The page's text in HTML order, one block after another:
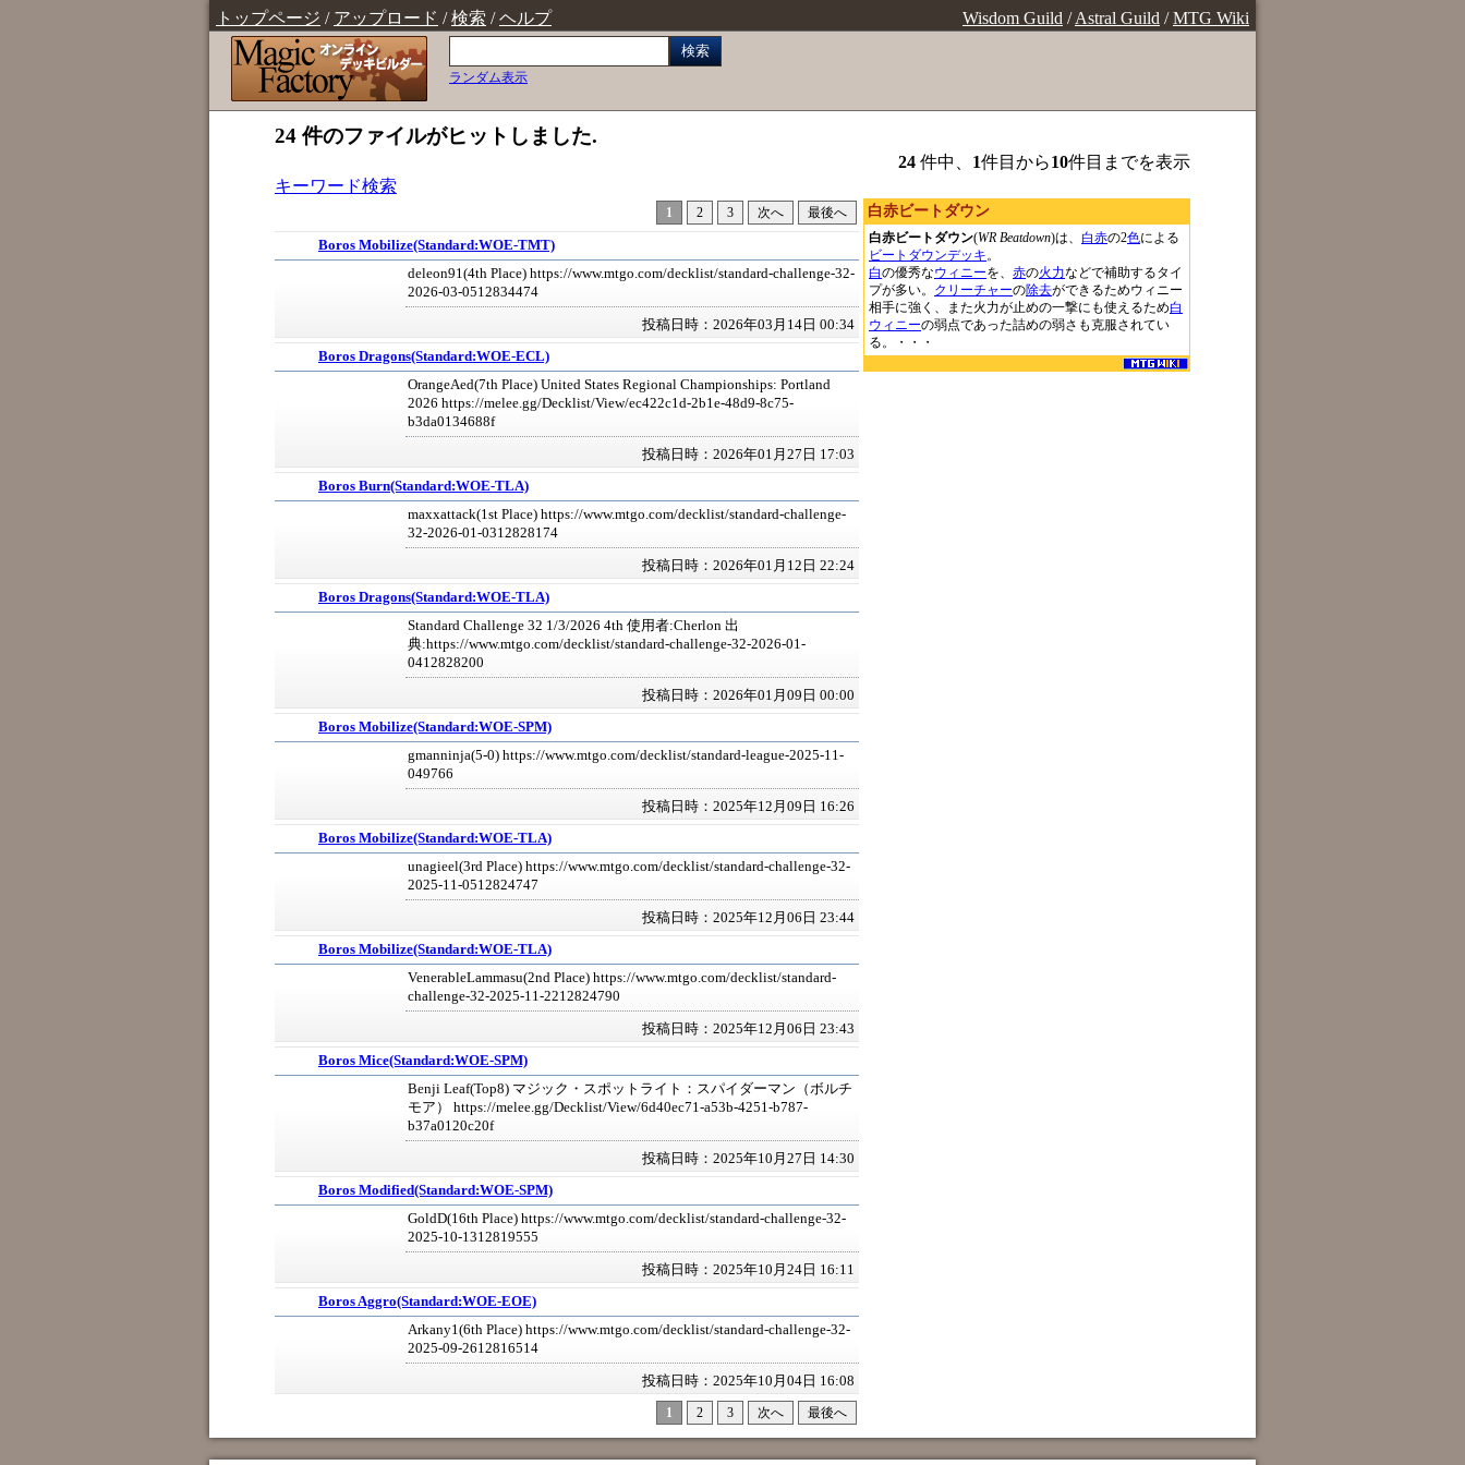
トップページ / アップロード /検索 /ヘルプ Wisdom Guild /Astral Guild /MTG Wiki
検索
ランダム表示
24 件のファイルがヒットしました.
24 件中、 1件目から10件目までを表示
キーワード検索
白赤ビートダウン
白赤ビートダウン(WR Beatdown)は、 白赤の2色による
ビートダウンデッキ。
白の優秀なウィニーを、 赤の火力などで補助するタイ
プが多い。 クリーチャーの除去ができるためウィニー
相手に強く、また火力が止めの一撃にも使えるため白
ウィニーの弱点であった詰めの弱さも克服されてい
る。・・・
1 2 3 次へ 最後へ
Boros Mobilize(Standard:WOE-TMT)
deleon91(4th Place) https://www.mtgo.com/decklist/standard-challenge-32-
2026-03-0512834474
投稿日時：2026年03月14日 00:34
Boros Dragons(Standard:WOE-ECL)
OrangeAed(7th Place) United States Regional Championships: Portland
2026 https://melee.gg/Decklist/View/ec422c1d-2b1e-48d9-8c75-
b3da0134688f
投稿日時：2026年01月27日 17:03
Boros Burn(Standard:WOE-TLA)
maxxattack(1st Place) https://www.mtgo.com/decklist/standard-challenge-
32-2026-01-0312828174
投稿日時：2026年01月12日 22:24
Boros Dragons(Standard:WOE-TLA)
Standard Challenge 32 1/3/2026 4th 使用者:Cherlon 出
典:https://www.mtgo.com/decklist/standard-challenge-32-2026-01-
0412828200
投稿日時：2026年01月09日 00:00
Boros Mobilize(Standard:WOE-SPM)
gmanninja(5-0) https://www.mtgo.com/decklist/standard-league-2025-11-
049766
投稿日時：2025年12月09日 16:26
Boros Mobilize(Standard:WOE-TLA)
unagieel(3rd Place) https://www.mtgo.com/decklist/standard-challenge-32-
2025-11-0512824747
投稿日時：2025年12月06日 23:44
Boros Mobilize(Standard:WOE-TLA)
VenerableLammasu(2nd Place) https://www.mtgo.com/decklist/standard-
challenge-32-2025-11-2212824790
投稿日時：2025年12月06日 23:43
Boros Mice(Standard:WOE-SPM)
Benji Leaf(Top8) マジック・スポットライト：スパイダーマン（ボルチ
モア） https://melee.gg/Decklist/View/6d40ec71-a53b-4251-b787-
b37a0120c20f
投稿日時：2025年10月27日 14:30
Boros Modified(Standard:WOE-SPM)
GoldD(16th Place) https://www.mtgo.com/decklist/standard-challenge-32-
2025-10-1312819555
投稿日時：2025年10月24日 16:11
Boros Aggro(Standard:WOE-EOE)
Arkany1(6th Place) https://www.mtgo.com/decklist/standard-challenge-32-
2025-09-2612816514
投稿日時：2025年10月04日 16:08
1 2 3 次へ 最後へ